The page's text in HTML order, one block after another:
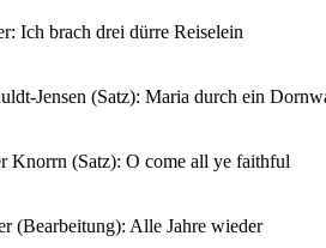
Ich brach drei dürre Reiselein
Jensen (Satz): Maria durch ein
Knorrn (Satz): O come all ye faithful
(Bearbeitung): Alle Jahre wieder